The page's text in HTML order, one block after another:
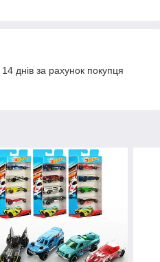
днів за рахунок покупця